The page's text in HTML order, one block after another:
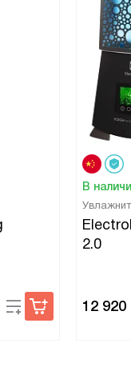
В
2.0
12 920